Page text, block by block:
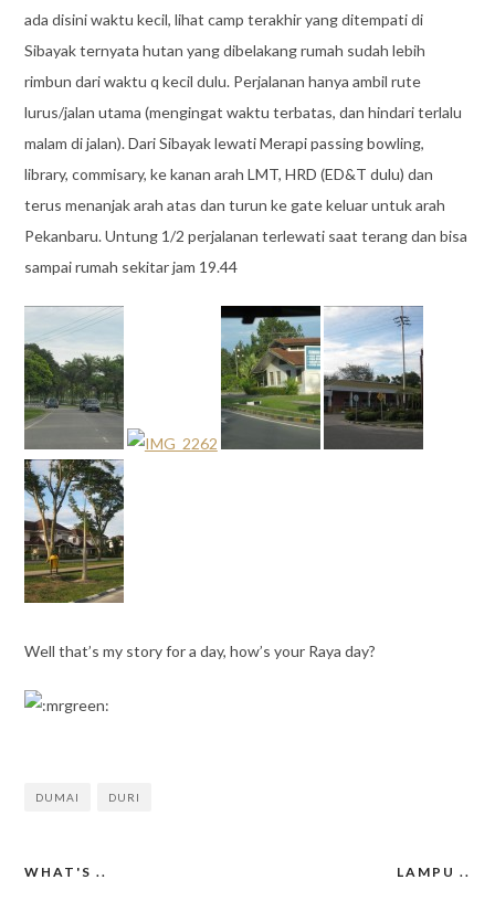
ada disini waktu kecil, lihat camp terakhir yang ditempati di
Sibayak ternyata hutan yang dibelakang rumah sudah lebih
rimbun dari waktu q kecil dulu. Perjalanan hanya ambil rute
lurus/jalan utama (mengingat waktu terbatas, dan hindari terlalu
malam di jalan). Dari Sibayak lewati Merapi passing bowling,
library, commisary, ke kanan arah LMT, HRD (ED&T dulu) dan
terus menanjak arah atas dan turun ke gate keluar untuk arah
Pekanbaru. Untung 1/2 perjalanan terlewati saat terang dan bisa
sampai rumah sekitar jam 19.44
Well that’s my story for a day, how’s your Raya day?
DUMAI DURI
Post
LAMPU ..
WHAT'S ..